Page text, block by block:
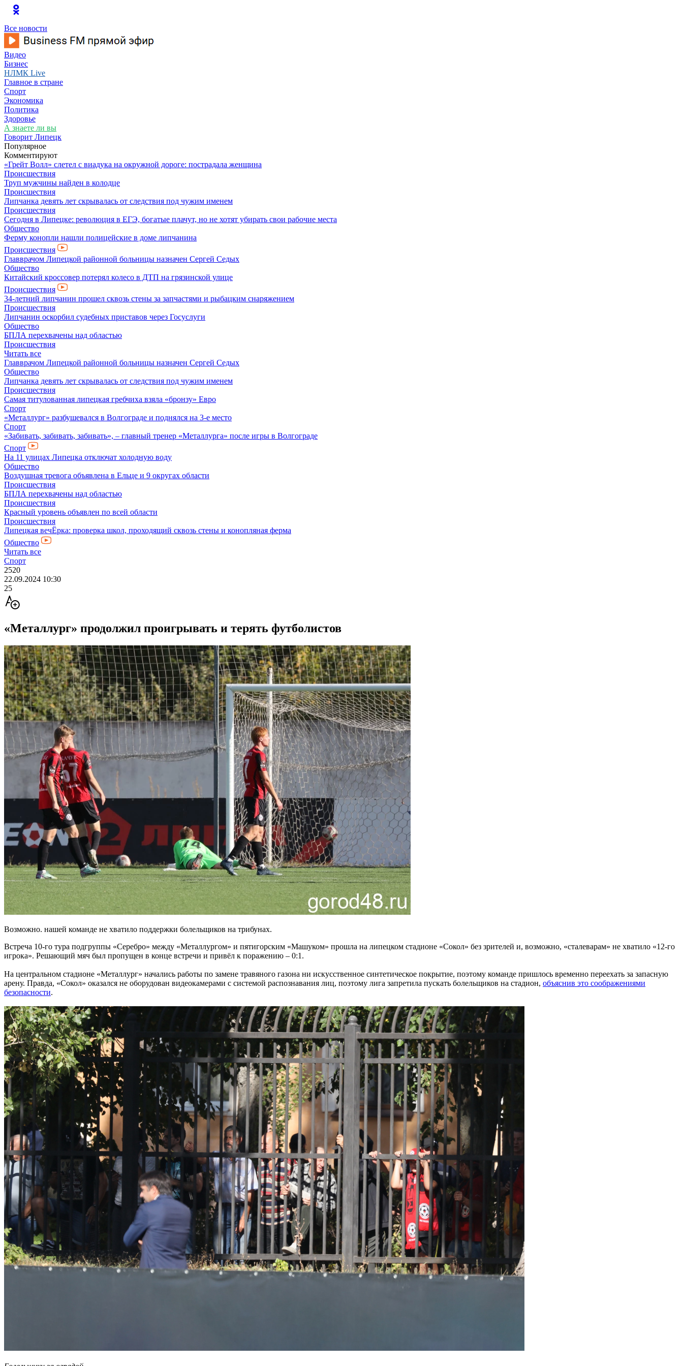
Все новости
Видео
Бизнес
НЛМК Live
Главное в стране
Спорт
Экономика
Политика
Здоровье
А знаете ли вы
Говорит Липецк
Популярное
Комментируют
«Грейт Волл» слетел с виадука на окружной дороге: пострадала женщина
Происшествия
Труп мужчины найден в колодце
Происшествия
Липчанка девять лет скрывалась от следствия под чужим именем
Происшествия
Сегодня в Липецке: революция в ЕГЭ, богатые плачут, но не хотят убирать свои рабочие места
Общество
Ферму конопли нашли полицейские в доме липчанина
Происшествия
Главврачом Липецкой районной больницы назначен Сергей Седых
Общество
Китайский кроссовер потерял колесо в ДТП на грязинской улице
Происшествия
34-летний липчанин прошел сквозь стены за запчастями и рыбацким снаряжением
Происшествия
Липчанин оскорбил судебных приставов через Госуслуги
Общество
БПЛА перехвачены над областью
Происшествия
Читать все
Главврачом Липецкой районной больницы назначен Сергей Седых
Общество
Липчанка девять лет скрывалась от следствия под чужим именем
Происшествия
Самая титулованная липецкая гребчиха взяла «бронзу» Евро
Спорт
«Металлург» разбушевался в Волгограде и поднялся на 3-е место
Спорт
«Забивать, забивать, забивать», – главный тренер «Металлурга» после игры в Волгограде
Спорт
На 11 улицах Липецка отключат холодную воду
Общество
Воздушная тревога объявлена в Ельце и 9 округах области
Происшествия
БПЛА перехвачены над областью
Происшествия
Красный уровень объявлен по всей области
Происшествия
Липецкая вечЁрка: проверка школ, проходящий сквозь стены и конопляная ферма
Общество
Читать все
Спорт
2520
22.09.2024 10:30
25
«Металлург» продолжил проигрывать и терять футболистов
Возможно. нашей команде не хватило поддержки болельщиков на трибунах.
Встреча 10-го тура подгруппы «Серебро» между «Металлургом» и пятигорским «Машуком» прошла на липецком стадионе «Сокол» без зрителей и, возможно, «сталеварам» не хватило «12-го
игрока». Решающий мяч был пропущен в конце встречи и привёл к поражению – 0:1.
На центральном стадионе «Металлург» начались работы по замене травяного газона ни искусственное синтетическое покрытие, поэтому команде пришлось временно переехать за запасную
арену. Правда, «Сокол» оказался не оборудован видеокамерами с системой распознавания лиц, поэтому лига запретила пускать болельщиков на стадион, объяснив это соображениями
безопасности.